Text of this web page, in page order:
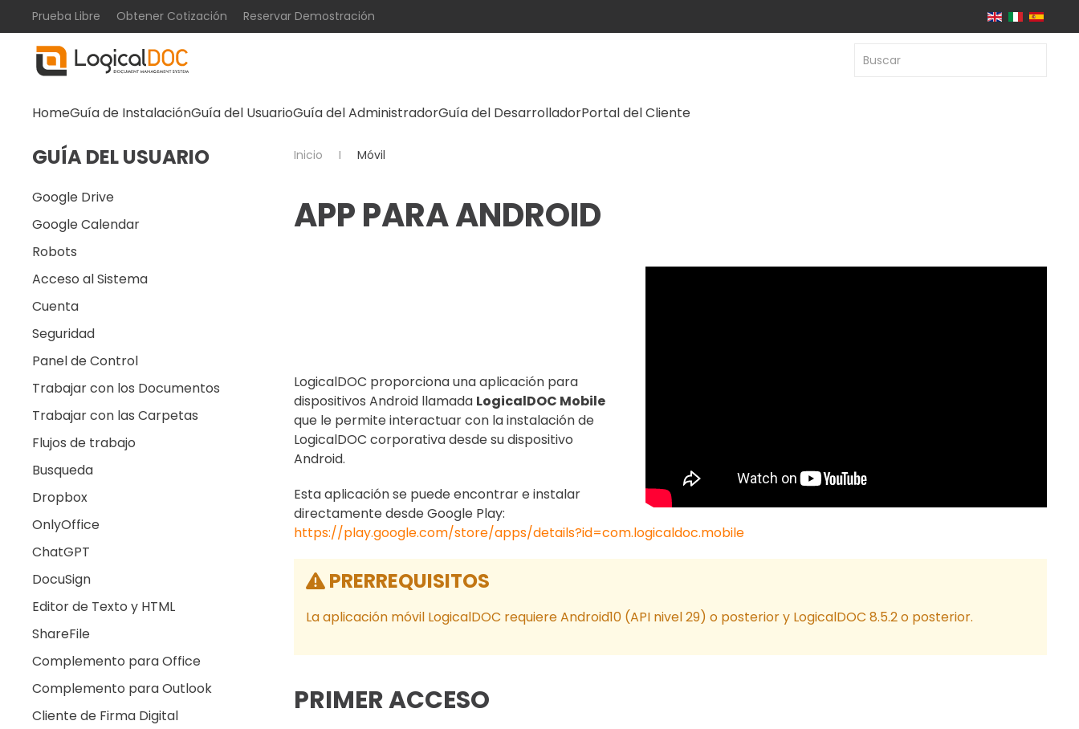
Skip to main content
Prueba Libre Obtener Cotización Reservar Demostración
HomeGuía de InstalaciónGuía del UsuarioGuía del AdministradorGuía del DesarrolladorPortal del Cliente
Inicio Móvil
APP PARA ANDROID
LogicalDOC proporciona una aplicación para
dispositivos Android llamada LogicalDOC Mobile
que le permite interactuar con la instalación de
LogicalDOC corporativa desde su dispositivo
Android.
Esta aplicación se puede encontrar e instalar
directamente desde Google Play:
https://play.google.com/store/apps/details?id=com.logicaldoc.mobile
PRERREQUISITOS
La aplicación móvil LogicalDOC requiere Android10 (API nivel 29) o posterior y LogicalDOC 8.5.2 o posterior.
PRIMER ACCESO
GUÍA DEL USUARIO
Google Drive
Google Calendar
Robots
Acceso al Sistema
Cuenta
Seguridad
Panel de Control
Trabajar con los Documentos
Trabajar con las Carpetas
Flujos de trabajo
Busqueda
Dropbox
OnlyOffice
ChatGPT
DocuSign
Editor de Texto y HTML
ShareFile
Complemento para Office
Complemento para Outlook
Cliente de Firma Digital